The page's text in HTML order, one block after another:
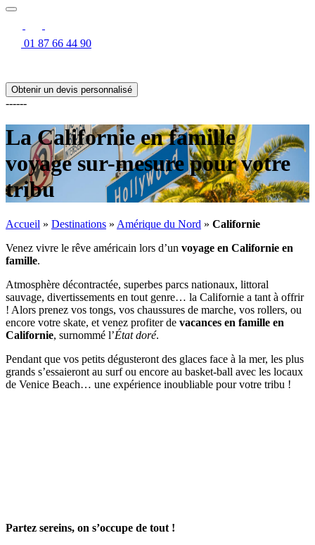
01 87 66 44 90
Obtenir un devis personnalisé
------
La Californie en famille
voyage sur-mesure pour votre
tribu
Accueil » Destinations » Amérique du Nord » Californie
Venez vivre le rêve américain lors d’un voyage en Californie en
famille.
Atmosphère décontractée, superbes parcs nationaux, littoral
sauvage, divertissements en tout genre… la Californie a tant à offrir
! Alors prenez vos tongs, vos chaussures de marche, vos rollers, ou
encore votre skate, et venez profiter de vacances en famille en
Californie, surnommé l’État doré.
Pendant que vos petits dégusteront des glaces face à la mer, les plus
grands s’essaieront au surf ou encore au basket-ball avec les locaux
de Venice Beach… une expérience inoubliable pour votre tribu !
Partez sereins, on s’occupe de tout !